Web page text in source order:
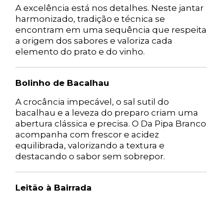
A excelência está nos detalhes. Neste jantar
harmonizado, tradição e técnica se
encontram em uma sequência que respeita
a origem dos sabores e valoriza cada
elemento do prato e do vinho.
Bolinho de Bacalhau
A crocância impecável, o sal sutil do
bacalhau e a leveza do preparo criam uma
abertura clássica e precisa. O Da Pipa Branco
acompanha com frescor e acidez
equilibrada, valorizando a textura e
destacando o sabor sem sobrepor.
Leitão à Bairrada